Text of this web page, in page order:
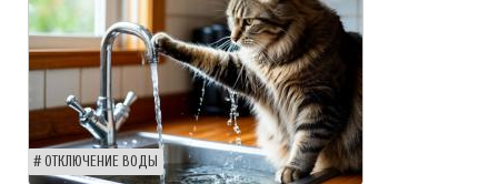
ОТКЛЮЧЕНИЕ ВОДЫ